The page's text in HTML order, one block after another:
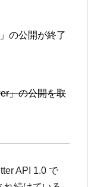
の公開が終了
」の公開を取
API 1.0 で